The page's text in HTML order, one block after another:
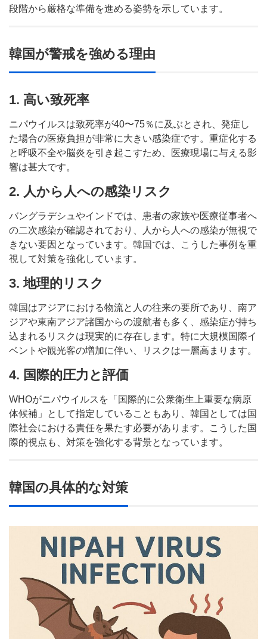
段階から厳格な準備を進める姿勢を示しています。
韓国が警戒を強める理由
1. 高い致死率
ニパウイルスは致死率が40〜75％に及ぶとされ、発症し
た場合の医療負担が非常に大きい感染症です。重症化する
と呼吸不全や脳炎を引き起こすため、医療現場に与える影
響は甚大です。
2. 人から人への感染リスク
バングラデシュやインドでは、患者の家族や医療従事者へ
の二次感染が確認されており、人から人への感染が無視で
きない要因となっています。韓国では、こうした事例を重
視して対策を強化しています。
3. 地理的リスク
韓国はアジアにおける物流と人の往来の要所であり、南ア
ジアや東南アジア諸国からの渡航者も多く、感染症が持ち
込まれるリスクは現実的に存在します。特に大規模国際イ
ベントや観光客の増加に伴い、リスクは一層高まります。
4. 国際的圧力と評価
WHOがニパウイルスを「国際的に公衆衛生上重要な病原
体候補」として指定していることもあり、韓国としては国
際社会における責任を果たす必要があります。こうした国
際的視点も、対策を強化する背景となっています。
韓国の具体的な対策